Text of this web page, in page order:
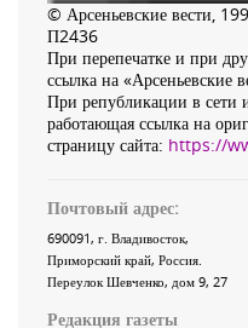
© Арсеньевские вести,
П2436
При перепечатке и при
ссылка на «Арсеньевские
При републикации в сети
работающая ссылка на
страницу сайта: https://
Почтовый адрес:
690091, г. Владивосток,
Приморский край, Россия
Переулок Шевченко, дом 9, 27
Редакция газеты